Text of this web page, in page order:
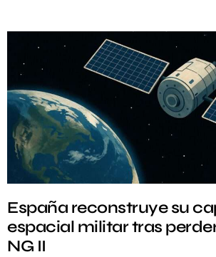
España reconstruye su
espacial militar tras
NG II